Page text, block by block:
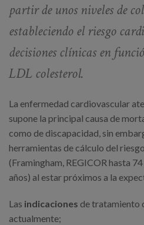
partir de unos niveles de
estableciendo el riesgo
decisiones clínicas en
LDL colesterol.
La enfermedad cardiovascular
supone la principal causa de
como de discapacidad, sin
herramientas de cálculo del
(Framingham, REGICOR hasta
años) al estar próximos a la
Las indicaciones de tratamiento
actualmente;